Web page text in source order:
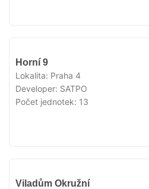
Horní 9
Lokalita: Praha 4
Developer: SATPO
Počet jednotek: 13
Viladům Okružní